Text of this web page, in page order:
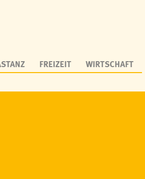
FREIZEIT WIRTSCHAFT